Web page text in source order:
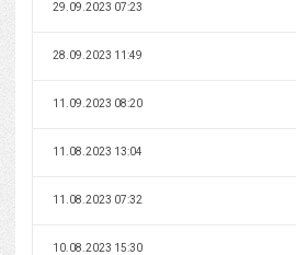
29.09.2023 07:23
28.09.2023 11:49
11.09.2023 08:20
11.08.2023 13:04
11.08.2023 07:32
10.08.2023 15:30